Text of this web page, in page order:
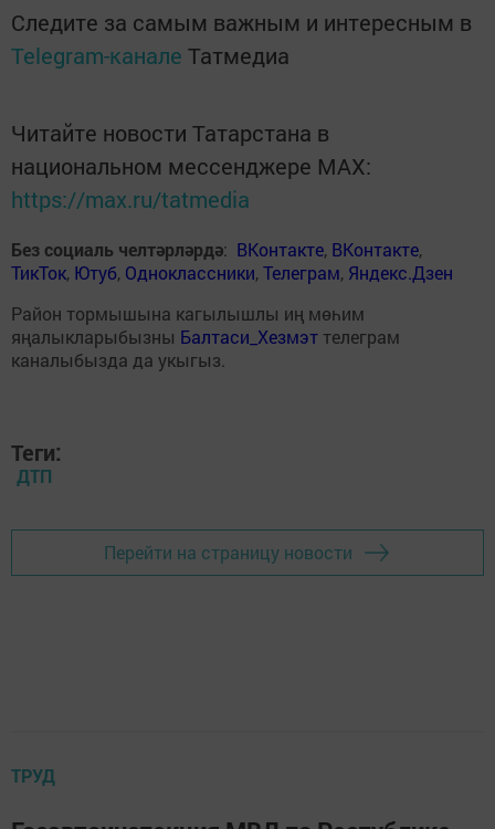
Следите за самым важным и интересным в
Telegram-канале Татмедиа
Читайте новости Татарстана в
национальном мессенджере MАХ:
https://max.ru/tatmedia
Без социаль челтәрләрдә: ВКонтакте, ВКонтакте,
ТикТок, Ютуб, Одноклассники,Телеграм, Яндекс.Дзен
Район тормышына кагылышлы иң мөһим
яңалыкларыбызны Балтаси_Хезмэт телеграм
каналыбызда да укыгыз.
Теги:
ДТП
Перейти на страницу новости
ТРУД